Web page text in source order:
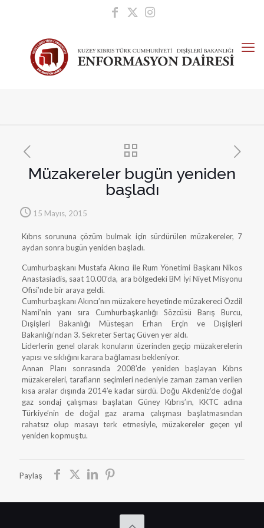
Müzakereler bugün yeniden
başladı
15 Mayıs, 2015
Kıbrıs sorununa çözüm bulmak için sürdürülen müzakereler, 7
aydan sonra bugün yeniden başladı.
Cumhurbaşkanı Mustafa Akıncı ile Rum Yönetimi Başkanı Nikos
Anastasiadis, saat 10.00’da, ara bölgedeki BM İyi Niyet Misyonu
Ofisi’nde bir araya geldi.
Cumhurbaşkanı Akıncı’nın müzakere heyetinde müzakereci Özdil
Nami’nin yanı sıra Cumhurbaşkanlığı Sözcüsü Barış Burcu,
Dışişleri Bakanlığı Müsteşarı Erhan Erçin ve Dışişleri
Bakanlığı’ndan 3. Sekreter Sertaç Güven yer aldı.
Liderlerin genel olarak konuların üzerinden geçip müzakerelerin
yapısı ve sıklığını karara bağlaması bekleniyor.
Annan Planı sonrasında 2008’de yeniden başlayan Kıbrıs
müzakereleri, tarafların seçimleri nedeniyle zaman zaman verilen
kısa aralar dışında 2014’e kadar sürdü. Doğu Akdeniz’de doğal
gaz sondaj çalışması başlatan Güney Kıbrıs’ın, KKTC adına
Türkiye’nin de doğal gaz arama çalışması başlatmasından
rahatsız olup masayı terk etmesiyle, müzakereler geçen yıl
yeniden kopmuştu.
Paylaş